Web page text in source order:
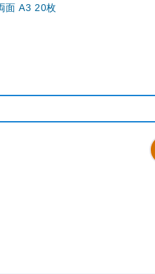
面 A3 20枚